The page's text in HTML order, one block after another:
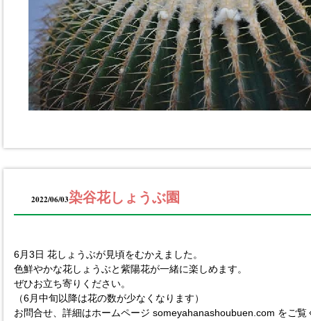
2022/06/03染谷花しょうぶ園
6月3日 花しょうぶが見頃をむかえました。
色鮮やかな花しょうぶと紫陽花が一緒に楽しめます。
ぜひお立ち寄りください。
（6月中旬以降は花の数が少なくなります）
お問合せ、詳細はホームページ someyahanashoubuen.com をご覧